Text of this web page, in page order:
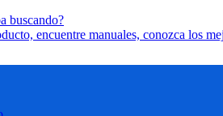
buscando?
encuentre manuales, conozca los